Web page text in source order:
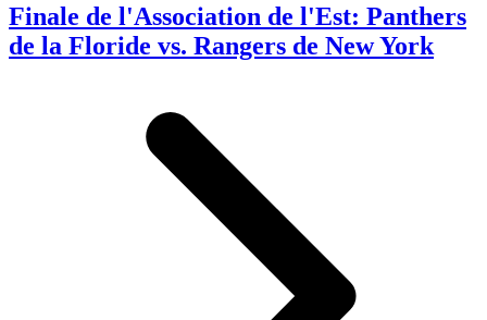
Finale de l'Association de l'Est: Panthers
de la Floride vs. Rangers de New York